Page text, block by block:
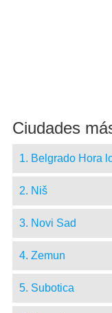
Ciudades
1. Belgrado Hora
2. Niš
3. Novi Sad
4. Zemun
5. Subotica